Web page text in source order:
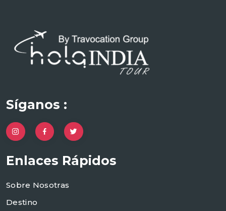
Síganos :
Enlaces Rápidos
Sobre Nosotras
Destino